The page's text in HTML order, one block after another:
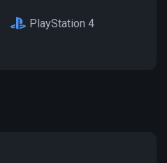
PlayStation 4